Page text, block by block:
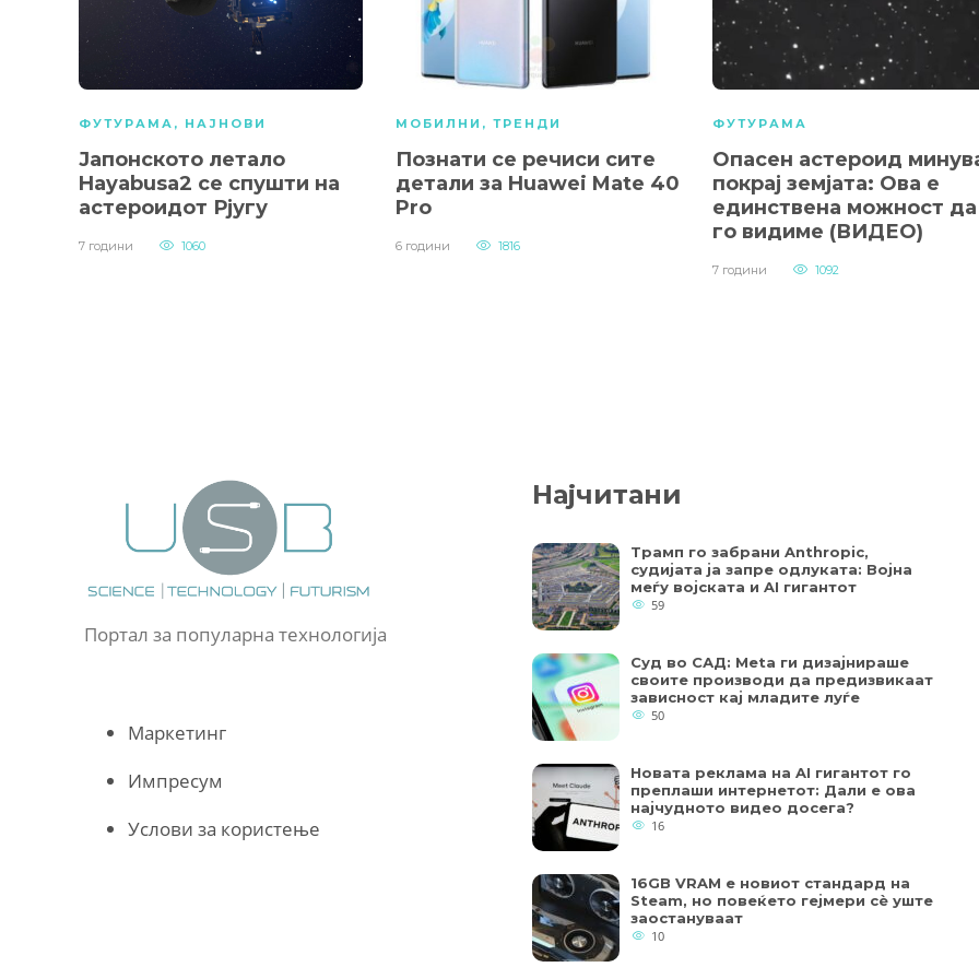
ФУТУРАМА , НАЈНОВИ
Јапонското летало
Hayabusa2 се спушти на
астероидот Рјугу
7 години 1060
МОБИЛНИ , ТРЕНДИ
Познати се речиси сите
детали за Huawei Mate 40
Pro
6 години 1816
ФУТУРАМА
Опасен астероид
покрај земјата: Ова е
единствена можност да
го видиме (ВИДЕО)
7 години 1092
Портал за популарна технологија
Маркетинг
Импресум
Услови за користење
Најчитани
Трамп го забрани Anthropic,
судијата ја запре одлуката: Војна
меѓу војската и AI гигантот
59
Суд во САД: Meta ги дизајнираше
своите производи да предизвикаат
зависност кај младите луѓе
50
Новата реклама на AI гигантот го
преплаши интернетот: Дали е ова
најчудното видео досега?
16
16GB VRAM е новиот стандард на
Steam, но повеќето гејмери ​​сè уште
заостануваат
10